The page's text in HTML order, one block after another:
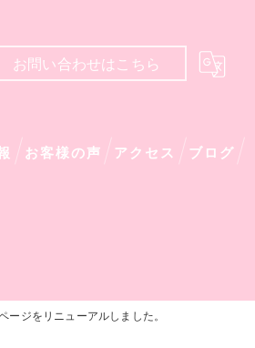
お問い合わせはこちら
お客様の声 アクセス ブログ
ージをリニューアルしました。